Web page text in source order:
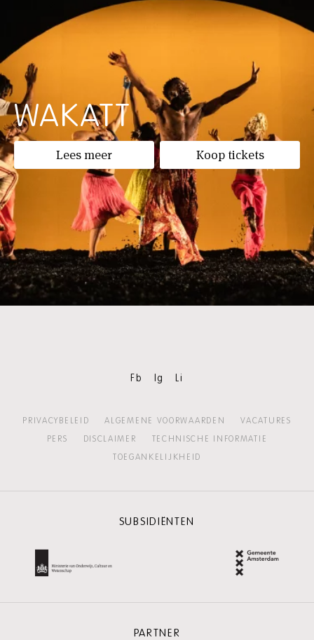
WAKATT
Lees meer Koop tickets
Fb Ig Li
PRIVACYBELEID ALGEMENE VOORWAARDEN
VACATURES
PERS
DISCLAIMER
TECHNISCHE INFORMATIE
TOEGANKELIJKHEID
SUBSIDIËNTEN
PARTNER